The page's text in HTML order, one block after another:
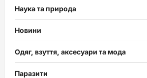
Наука та природа
Новини
Одяг, взуття, аксесуари та мода
Паразити